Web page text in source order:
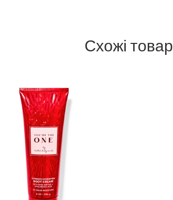
Схожі